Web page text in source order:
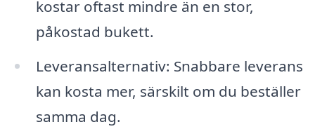
kostar oftast mindre än en stor,
påkostad bukett.
Leveransalternativ: Snabbare leverans
kan kosta mer, särskilt om du beställer
samma dag.